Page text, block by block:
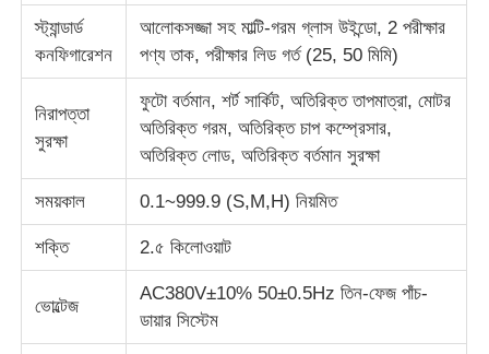
প্যাকেজিং পরীক্ষা সরঞ্জাম
আঠালো পরীক্ষার সরঞ্জাম
ফ্যাব্রিক টেস্টিং মেশিন
তাপমাত্রা এবং আর্দ্রতা নিয়ন্ত্রক
স্ট্যান্ডার্ড
কনফিগারেশন
আলোকসজ্জা সহ মাল্টি-গরম গ্লাস উইন্ডো, 2 পরীক্ষার
পণ্য তাক, পরীক্ষার লিড গর্ত (25, 50 মিমি)
নিরাপত্তা
সুরক্ষা
ফুটো বর্তমান, শর্ট সার্কিট, অতিরিক্ত তাপমাত্রা, মোটর
অতিরিক্ত গরম, অতিরিক্ত চাপ কম্প্রেসার,
অতিরিক্ত লোড, অতিরিক্ত বর্তমান সুরক্ষা
সময়কাল 0.1~999.9 (S,M,H) নিয়মিত
শক্তি 2.৫ কিলোওয়াট
ভোল্টেজ
AC380V±10% 50±0.5Hz তিন-ফেজ পাঁচ-
ডায়ার সিস্টেম